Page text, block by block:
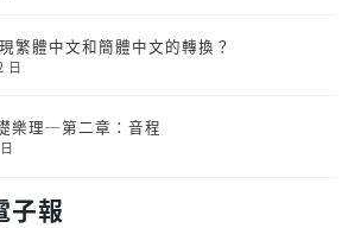
繁體中文和簡體中文的轉換？
日
樂理─第二章：音程
子報